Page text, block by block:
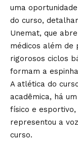
uma
do curso,
Unemat, que
médicos além de
rigorosos ciclos
formam a
A atlética do
acadêmica, há
físico e
representou a
curso.